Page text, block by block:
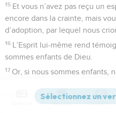
15 Et vous n’avez pas reçu un
encore dans la crainte, mais
d’adoption, par lequel nous
16 L’Esprit lui-même rend
sommes enfants de Dieu.
17 Or, si nous sommes enfants,
souffrons avec lui, afin d’être
Versions Commentaires